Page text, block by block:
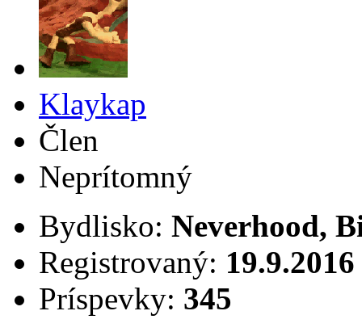
Klaykap
Člen
Neprítomný
Bydlisko: Neverhood,
Registrovaný: 19.9.2016
Príspevky: 345